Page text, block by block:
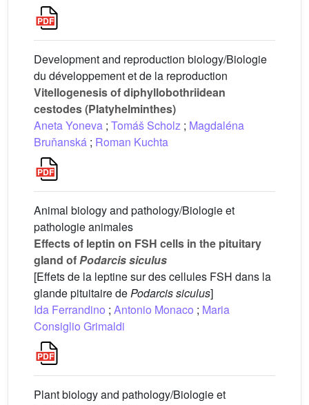
Development and reproduction biology/Biologie
du développement et de la reproduction
Vitellogenesis of diphyllobothriidean
cestodes (Platyhelminthes)
Aneta Yoneva ; Tomáš Scholz ; Magdaléna
Bruňanská ; Roman Kuchta
Animal biology and pathology/Biologie et
pathologie animales
Effects of leptin on FSH cells in the pituitary
gland ofPodarcis siculus
[Effets de la leptine sur des cellules FSH dans la
glande pituitaire dePodarcis siculus]
Ida Ferrandino ; Antonio Monaco ; Maria
Consiglio Grimaldi
Plant biology and pathology/Biologie et